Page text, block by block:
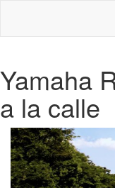
Yamaha
a la calle